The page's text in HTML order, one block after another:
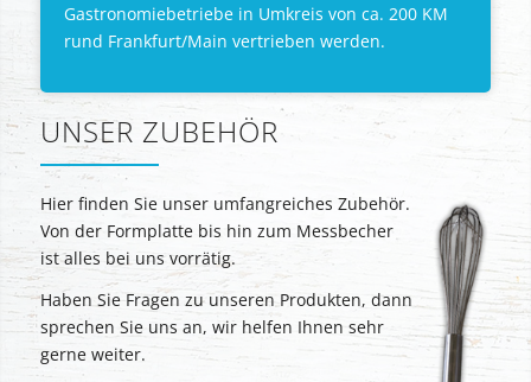
Gastronomiebetriebe in Umkreis von ca. 200 KM
rund Frankfurt/Main vertrieben werden.
UNSER ZUBEHÖR
Hier finden Sie unser umfangreiches Zubehör.
Von der Formplatte bis hin zum Messbecher
ist alles bei uns vorrätig.
Haben Sie Fragen zu unseren Produkten, dann
sprechen Sie uns an, wir helfen Ihnen sehr
gerne weiter.